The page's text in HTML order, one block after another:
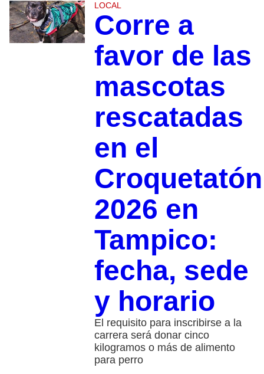
LOCAL
Corre a
favor de las
mascotas
rescatadas
en el
Croquetatón
2026 en
Tampico:
fecha, sede
y horario
El requisito para inscribirse a la
carrera será donar cinco
kilogramos o más de alimento
para perro